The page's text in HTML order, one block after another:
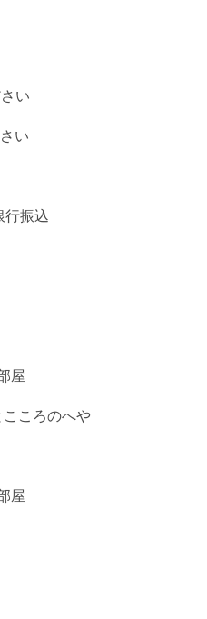
い
い
行振込
屋
ころのへや
屋